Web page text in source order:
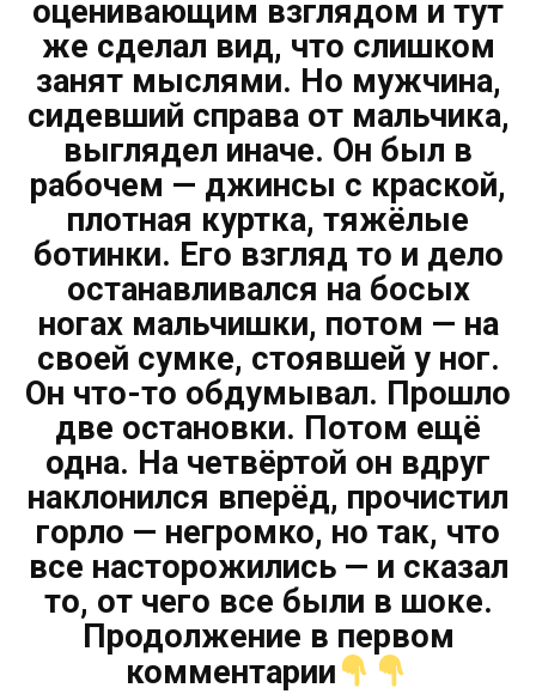
оценивающим взглядом и тут
же сделал вид, что слишком
занят мыслями. Но мужчина,
сидевший справа от мальчика,
выглядел иначе. Он был в
рабочем — джинсы с краской,
плотная куртка, тяжёлые
ботинки. Его взгляд то и дело
останавливался на босых
ногах мальчишки, потом — на
своей сумке, стоявшей у ног.
Он что-то обдумывал. Прошло
две остановки. Потом ещё
одна. На четвёртой он вдруг
наклонился вперёд, прочистил
горло — негромко, но так, что
все насторожились — и сказал
то, от чего все были в шоке.
Продолжение в первом
комментарии